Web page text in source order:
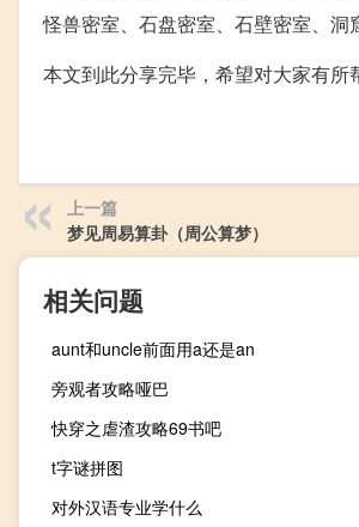
怪兽密室、石盘密室、石壁密室、洞
本文到此分享完毕，希望对大家有所
上一篇
梦见周易算卦（周公算梦）
相关问题
aunt和uncle前面用a还是an
旁观者攻略哑巴
快穿之虐渣攻略69书吧
t字谜拼图
对外汉语专业学什么